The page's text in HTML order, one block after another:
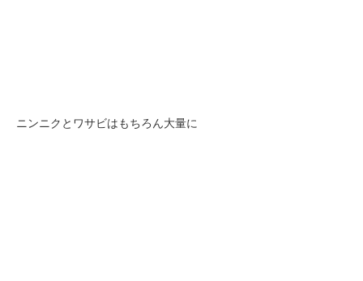
ニンニクとワサビはもちろん大量に